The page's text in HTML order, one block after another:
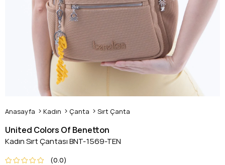
Anasayfa Kadın Çanta Sırt Çanta
United Colors Of Benetton
Kadın Sırt Çantası BNT-1569-TEN
0.0